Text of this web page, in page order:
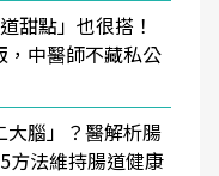
甜點」也很搭！
，中醫師不藏私公
大腦」？醫解析腸
方法維持腸道健康